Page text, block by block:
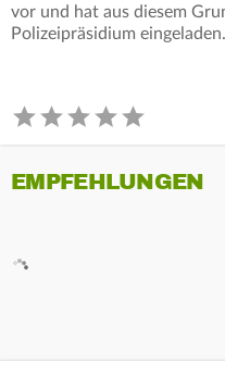
vor und hat aus diesem
Polizeipräsidium eingeladen.
EMPFEHLUNGEN